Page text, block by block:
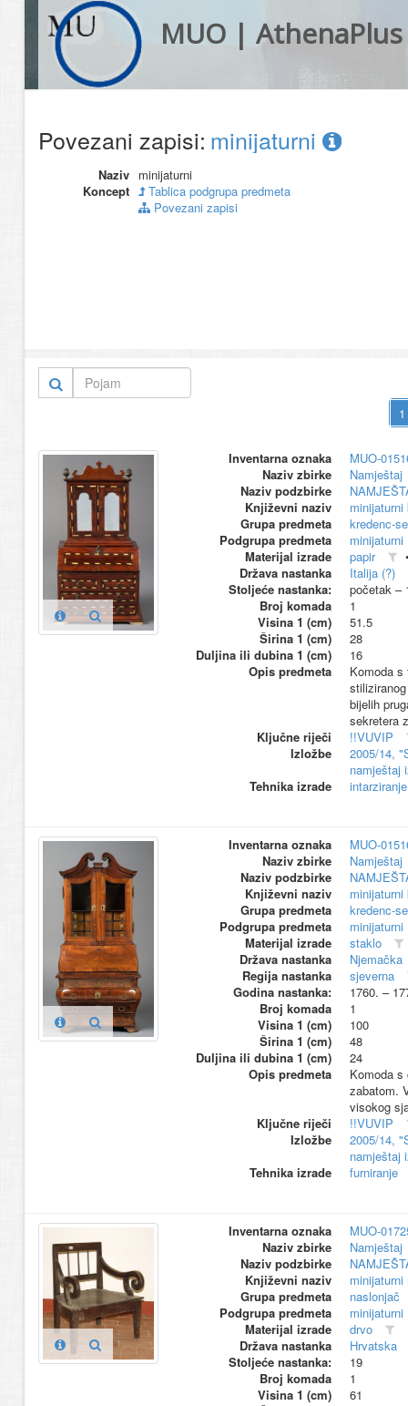
MUO | AthenaPlus
Povezani zapisi: minijaturni
Naziv minijaturni
Koncept
Tablica podgrupa predmeta
Povezani zapisi
Inventarna oznaka
MUO-
Naziv zbirke
Namještaj
Naziv podzbirke
Književni naziv
minijaturni
Grupa predmeta
kredenc-
Podgrupa predmeta
minijaturni
Materijal izrade
papir
Država nastanka
Italija (?)
Stoljeće nastanka:
početak –
Broj komada
1
Visina 1 (cm)
51.5
Širina 1 (cm)
28
Duljina ili dubina 1 (cm)
16
Opis predmeta
Komoda
bijelih
sekretera
Ključne riječi
!!VUVIP
Izložbe
2005/14,
namještaj
Tehnika izrade
intarziranje
Inventarna oznaka
MUO-
Naziv zbirke
Namještaj
Naziv podzbirke
Književni naziv
minijaturni
Grupa predmeta
kredenc-
Podgrupa predmeta
minijaturni
Materijal izrade
staklo
Država nastanka
Njemačka
Regija nastanka
sjeverna
Godina nastanka:
1760. –
Broj komada
1
Visina 1 (cm)
100
Širina 1 (cm)
48
Duljina ili dubina 1 (cm)
24
Opis predmeta
Komoda
zabatom.
visokog
Ključne riječi
!!VUVIP
Izložbe
2005/14,
namještaj
Tehnika izrade
furniranje
Inventarna oznaka
MUO-
Naziv zbirke
Namještaj
Naziv podzbirke
Književni naziv
minijaturni
Grupa predmeta
naslonjač
Podgrupa predmeta
minijaturni
Materijal izrade
drvo
Država nastanka
Hrvatska
Stoljeće nastanka:
19
Broj komada
1
Visina 1 (cm)
61